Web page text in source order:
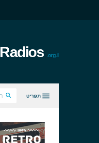
Radios .org.il
תפריט